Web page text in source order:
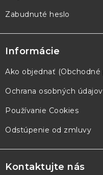
Zabudnuté heslo
Informácie
Ako objednať (Obchodné
Ochrana osobných
Používanie Cookies
Odstúpenie od zmluvy
Kontaktujte nás